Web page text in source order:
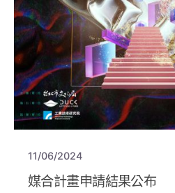
11/06/2024
媒合計畫申請結果公布